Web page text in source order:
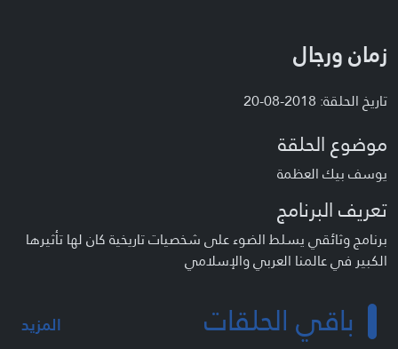
زمان ورجال
تاريخ الحلقة: 2018-08-20
موضوع الحلقة
يوسف بيك العظمة
تعريف البرنامج
برنامج وثائقي يسلط الضوء على شخصيات تاريخية كان لها تأثيرها
الكبير في عالمنا العربي والإسلامي
باقي الحلقات المزيد